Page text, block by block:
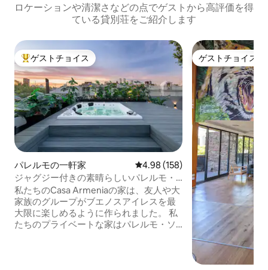
ロケーションや清潔さなどの点でゲストから高評価を得
ている貸別荘をご紹介します
大好評のゲストチョイスです。
ゲストチョイス
パレルモの一軒家 レビュー158件、5つ星中4.98つ
4.98 (158)
ジャグジー付きの素晴らしいパレルモ・
ソーホーの傑作！
私たちのCasa Armeniaの家は、友人や大
家族のグループがブエノスアイレスを最
大限に楽しめるように作られました。 私
たちのプライベートな家はパレルモ・ソ
ゲストチョイス
ゲストチョイス